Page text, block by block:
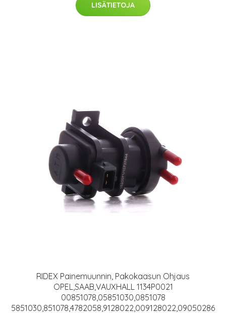
LISÄTIETOJA
RIDEX Painemuunnin, Pakokaasun Ohjaus
OPEL,SAAB,VAUXHALL 1134P0021
00851078,05851030,0851078
5851030,851078,4782058,9128022,009128022,09050286